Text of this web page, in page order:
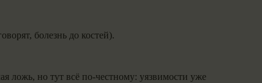
болезнь до костей).
ложь, но тут всё по-честному: уязвимости уже